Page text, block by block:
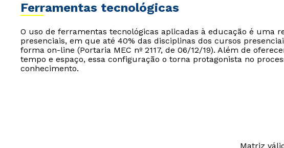
Ferramentas tecnológicas
O uso de ferramentas tecnológicas aplicadas à educação é uma
presenciais, em que até 40% das disciplinas dos cursos
forma on-line (Portaria MEC nº 2117, de 06/12/19). Além de
tempo e espaço, essa configuração o torna protagonista no
conhecimento.
Matriz